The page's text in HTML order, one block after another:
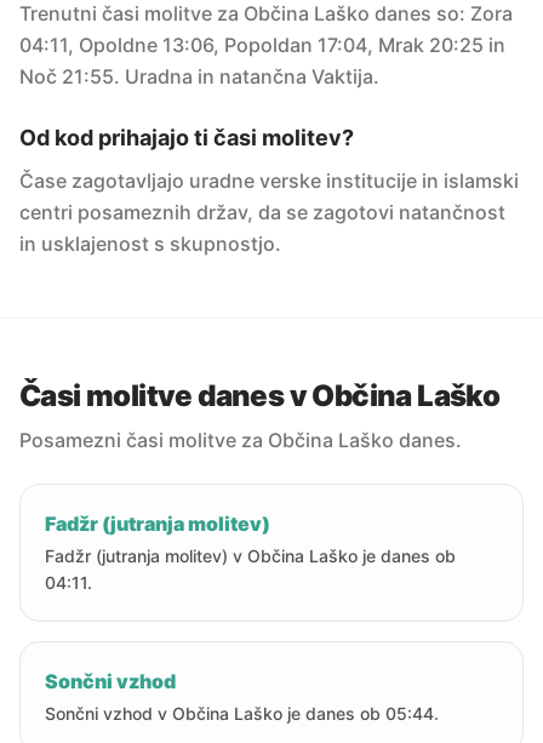
Trenutni časi molitve za Občina Laško danes so: Zora
04:11, Opoldne 13:06, Popoldan 17:04, Mrak 20:25 in
Noč 21:55. Uradna in natančna Vaktija.
Od kod prihajajo ti časi molitev?
Čase zagotavljajo uradne verske institucije in islamski
centri posameznih držav, da se zagotovi natančnost
in usklajenost s skupnostjo.
Časi molitve danes v Občina Laško
Posamezni časi molitve za Občina Laško danes.
Fadžr (jutranja molitev)
Fadžr (jutranja molitev) v Občina Laško je danes ob
04:11.
Sončni vzhod
Sončni vzhod v Občina Laško je danes ob 05:44.